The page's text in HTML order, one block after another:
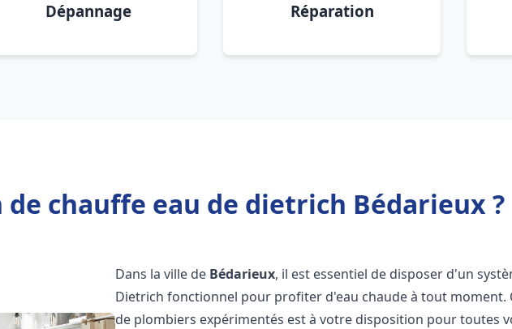
Dépannage Réparation
de chauffe eau de dietrich Bédarieux ?
Dans la ville de Bédarieux, il est essentiel de disposer d'un
Dietrich fonctionnel pour profiter d'eau chaude à tout moment.
de plombiers expérimentés est à votre disposition pour toutes